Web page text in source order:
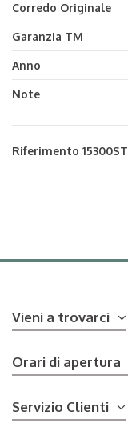
Corredo Originale
Garanzia TM
Anno
Note
Riferimento
Vieni a trovarci
Orari di apertura
Servizio Clienti